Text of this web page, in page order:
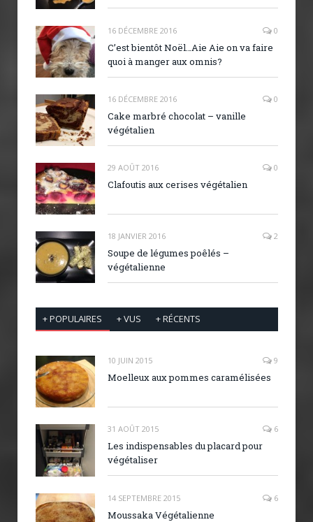
16 DÉCEMBRE 2016 0
C’est bientôt Noël…Aie Aie on va faire
quoi à manger aux omnis?
16 DÉCEMBRE 2016 0
Cake marbré chocolat – vanille
végétalien
29 AOÛT 2016 0
Clafoutis aux cerises végétalien
18 JANVIER 2016 2
Soupe de légumes poêlés –
végétalienne
+ POPULAIRES + VUS + RÉCENTS
10 JUIN 2015 9
Moelleux aux pommes caramélisées
31 AOÛT 2015 6
Les indispensables du placard pour
végétaliser
14 SEPTEMBRE 2015 6
Moussaka Végétalienne